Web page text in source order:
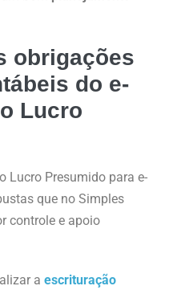
obrigações
do e-
Lucro
Lucro Presumido para e-
que no Simples
controle e apoio
a escrituração